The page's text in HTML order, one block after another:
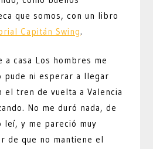
que somos, con un libro
Capitán Swing.
a casa Los hombres me
pude ni esperar a llegar
el tren de vuelta a Valencia
No me duró nada, de
leí, y me pareció muy
de que no mantiene el